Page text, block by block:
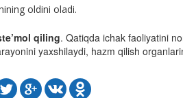
oldini oladi.
qiling. Qatiqda ichak faoliyatini
yaxshilaydi, hazm qilish